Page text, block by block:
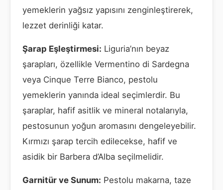
yemeklerin yağsız yapısını zenginleştirerek,
lezzet derinliği katar.
Şarap Eşleştirmesi: Liguria’nın beyaz
şarapları, özellikle Vermentino di Sardegna
veya Cinque Terre Bianco, pestolu
yemeklerin yanında ideal seçimlerdir. Bu
şaraplar, hafif asitlik ve mineral notalarıyla,
pestosunun yoğun aromasını dengeleyebilir.
Kırmızı şarap tercih edilecekse, hafif ve
asidik bir Barbera d’Alba seçilmelidir.
Garnitür ve Sunum: Pestolu makarna, taze